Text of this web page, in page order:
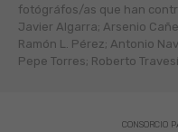
fotógráfos/as que han
Javier Algarra; Arsenio
Ramón L. Pérez; Antonio
Pepe Torres; Roberto
CONSORCIO